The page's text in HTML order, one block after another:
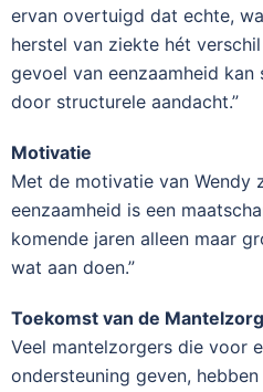
ervan overtuigd dat echte,
herstel van ziekte hét
gevoel van eenzaamheid
door structurele aandacht.”
Motivatie
Met de motivatie van Wendy
eenzaamheid is een
komende jaren alleen maar
wat aan doen.”
Toekomst van de Mantelzorg
Veel mantelzorgers die voor
ondersteuning geven,